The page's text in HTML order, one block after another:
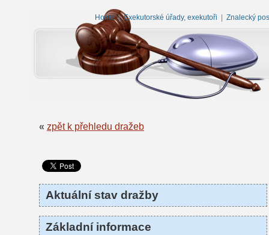
Home|Exekutorské úřady, exekutoři Znalecký
« zpět k přehledu dražeb
Aktuální stav dražby
Základní informace